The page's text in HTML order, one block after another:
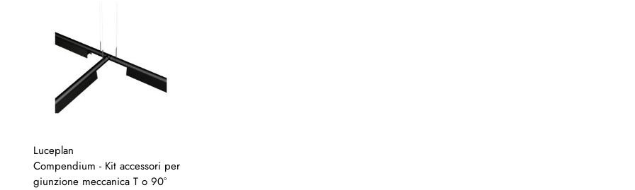
Luceplan
Compendium - Kit accessori per
giunzione meccanica T o 90°